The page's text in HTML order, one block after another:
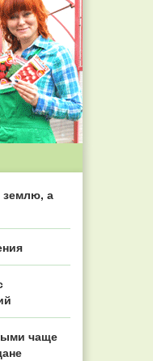
землю, а
чаще